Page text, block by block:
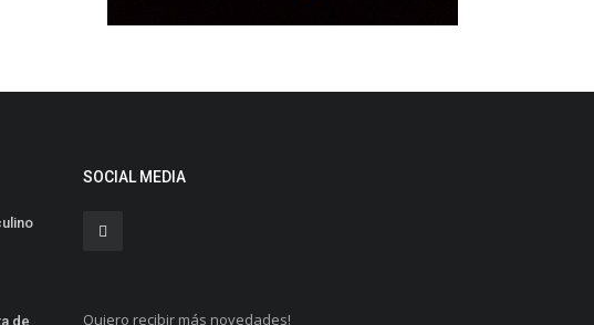
de
SOCIAL MEDIA
Quiero recibir más novedades!